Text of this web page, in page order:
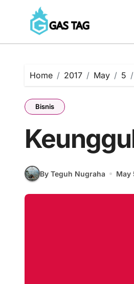
Home 2017 May 5
Bisnis
By Teguh Nugraha May